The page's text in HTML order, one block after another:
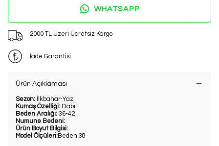
WHATSAPP
2000 TL Üzeri Ücretsiz Kargo
İade Garantisi
Ürün Açıklaması
Sezon: İlkbahar-Yaz
Kumaş Özelliği: Dabıl
Beden Aralığı: 36-42
Numune Bedeni:
Ürün Boyut Bilgisi:
Model Ölçüleri:Beden:38